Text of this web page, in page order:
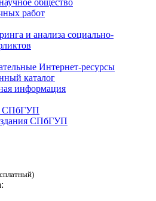
общество
работ
и анализа социально-
Интернет-ресурсы
каталог
информация
СПбГУП
СПбГУП